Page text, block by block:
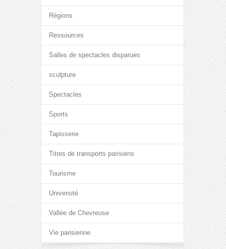
Régions
Ressources
Salles de spectacles disparues
sculpture
Spectacles
Sports
Tapisserie
Titres de transports parisiens
Tourisme
Université
Vallée de Chevreuse
Vie parisienne